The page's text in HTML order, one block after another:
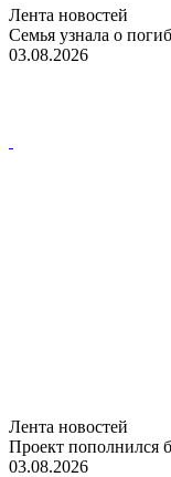
Лента новостей
Семья узнала о
03.08.2026
Лента новостей
Проект пополнился
03.08.2026